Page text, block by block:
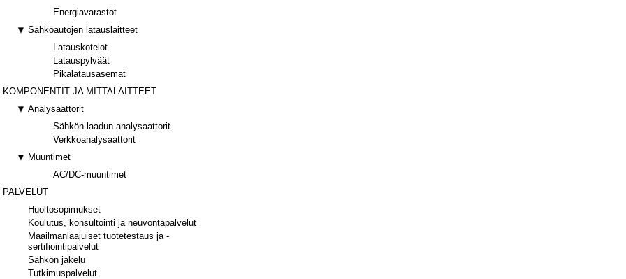
Energiavarastot
Sähköautojen latauslaitteet
Latauskotelot
Latauspylväät
Pikalatausasemat
KOMPONENTIT JA MITTALAITTEET
Analysaattorit
Sähkön laadun analysaattorit
Verkkoanalysaattorit
Muuntimet
AC/DC-muuntimet
PALVELUT
Huoltosopimukset
Koulutus, konsultointi ja neuvontapalvelut
Maailmanlaajuiset tuotetestaus ja -
sertifiointipalvelut
Sähkön jakelu
Tutkimuspalvelut